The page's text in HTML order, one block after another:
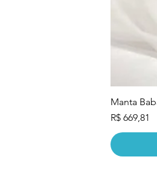
Manta
Preço
R$ 669,81